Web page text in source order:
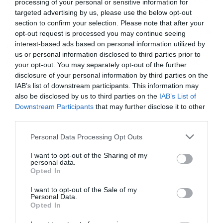
processing of your personal or sensitive information for
targeted advertising by us, please use the below opt-out
section to confirm your selection. Please note that after your
opt-out request is processed you may continue seeing
interest-based ads based on personal information utilized by
us or personal information disclosed to third parties prior to
your opt-out. You may separately opt-out of the further
disclosure of your personal information by third parties on the
IAB’s list of downstream participants. This information may
also be disclosed by us to third parties on the IAB’s List of
Downstream Participants that may further disclose it to other
Personal Data Processing Opt Outs
I want to opt-out of the Sharing of my
personal data.
Opted In
I want to opt-out of the Sale of my
Personal Data.
Opted In
περιβάλλοντος. Συνολικά 44 βιομηχανίες στην
Κεντρική Μακεδονία είναι ήδη συνδεδεμένες με
το δίκτυο φυσικού αερίου, ενώ στην
Αλεξάνδρεια συνδέθηκαν ήδη οι πρώτες δύο
βιομηχανικές μονάδες.
Εγγραφή στο
newsletter
Αποδέχομαι τους